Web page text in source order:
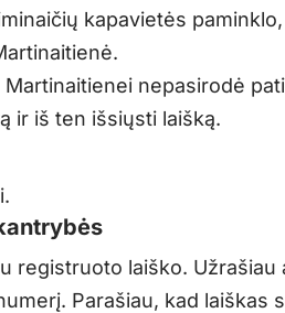
kapavietės
nepasirodė
ir iš ten išsiųsti laišką.
registruoto laiško.
Parašiau, kad laiškas